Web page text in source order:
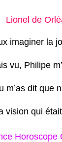
Lionel de
imaginer la
vu, Philipe
m’as dit que
vision qui